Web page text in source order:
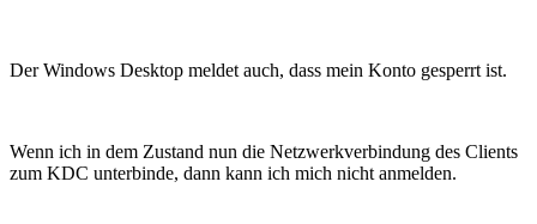
Der Windows Desktop meldet auch, dass mein Konto gesperrt ist.
Wenn ich in dem Zustand nun die Netzwerkverbindung des Clients
zum KDC unterbinde, dann kann ich mich nicht anmelden.